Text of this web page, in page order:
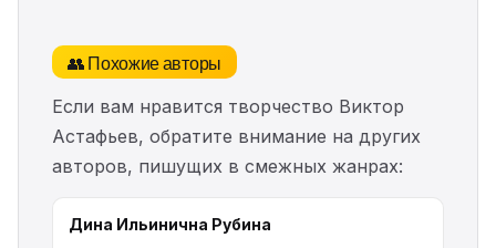
👥 Похожие авторы
Если вам нравится творчество Виктор
Астафьев, обратите внимание на других
авторов, пишущих в смежных жанрах:
Дина Ильинична Рубина